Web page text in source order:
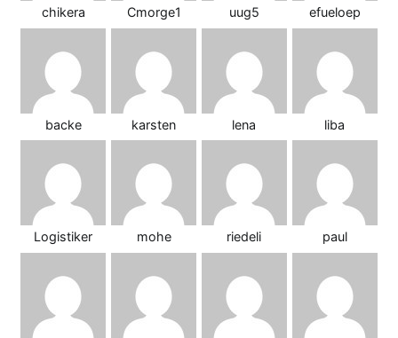
chikera Cmorge1 uug5 efueloep
backe karsten lena liba
Logistiker mohe riedeli paul